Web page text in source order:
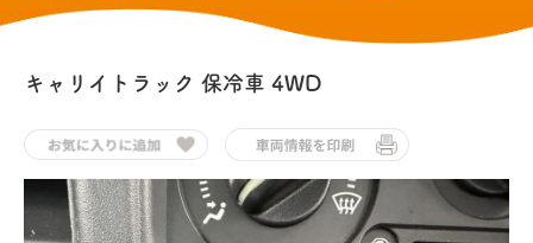
キャリイトラック 保冷車 4WD